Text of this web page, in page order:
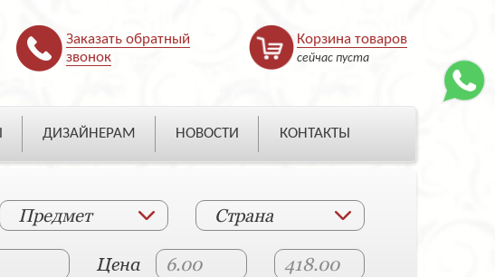
Заказать обратный
звонок
Корзина товаров
сейчас пуста
ДИЗАЙНЕРАМ НОВОСТИ КОНТАКТЫ
Предмет Страна
Цена